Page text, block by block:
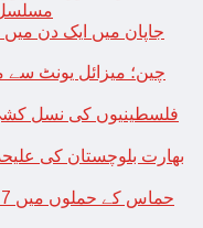
مسلسل 126 گھنٹوں تک گانے والی
فلسطینیوں کی نسل
بھارت بلوچستان کی